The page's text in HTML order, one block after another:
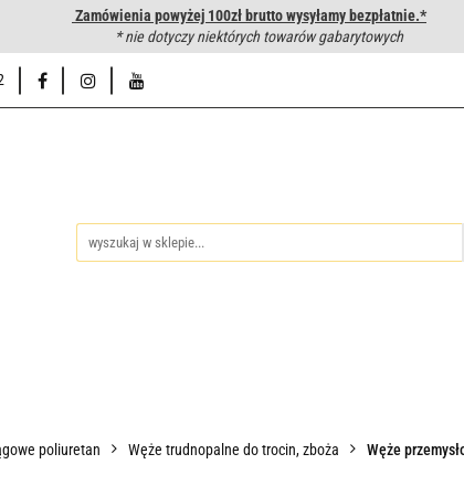
Zamówienia powyżej 100zł brutto wysyłamy bezpłatnie.*
* nie dotyczy niektórych towarów gabarytowych
węży hydraulicznych Hurtownia Napisz do nas
poliuretan Węże trudnopalne do trocin, zboża Węże